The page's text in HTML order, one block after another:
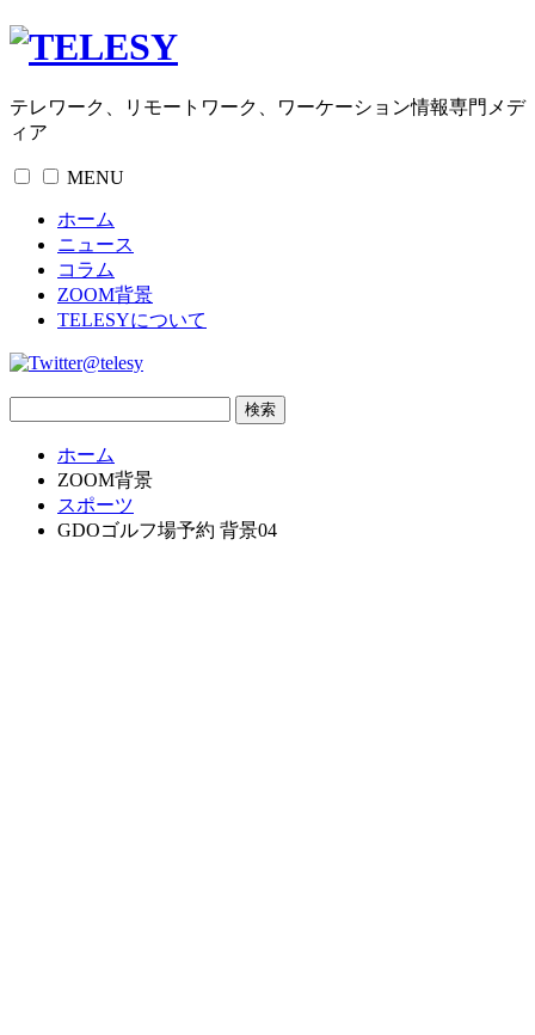
テレワーク、リモートワーク、ワーケーション情報専門メデ
ィア
MENU
ホーム
ニュース
コラム
ZOOM背景
TELESYについて
@telesy
ホーム
ZOOM背景
スポーツ
GDOゴルフ場予約 背景04